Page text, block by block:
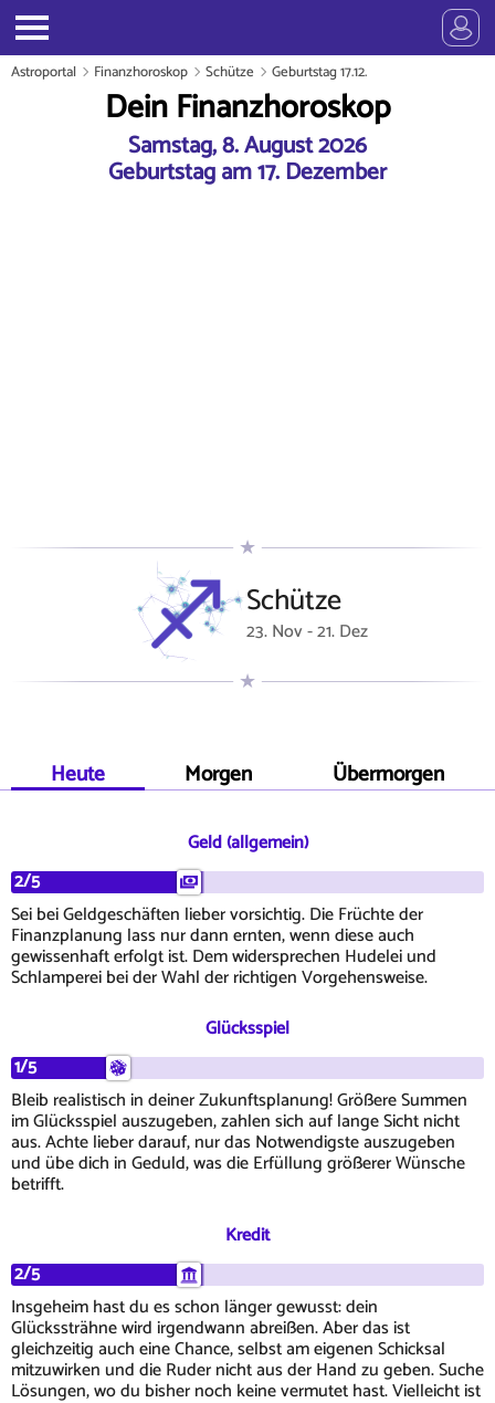
Astroportal Finanzhoroskop Schütze Geburtstag 17.12.
Dein Finanzhoroskop
Samstag, 8. August 2026
Geburtstag am 17. Dezember
Schütze
23. Nov - 21. Dez
Heute Morgen Übermorgen
Geld (allgemein)
2/5
Sei bei Geldgeschäften lieber vorsichtig. Die Früchte der
Finanzplanung lass nur dann ernten, wenn diese auch
gewissenhaft erfolgt ist. Dem widersprechen Hudelei und
Schlamperei bei der Wahl der richtigen Vorgehensweise.
Glücksspiel
1/5
Bleib realistisch in deiner Zukunftsplanung! Größere Summen
im Glücksspiel auszugeben, zahlen sich auf lange Sicht nicht
aus. Achte lieber darauf, nur das Notwendigste auszugeben
und übe dich in Geduld, was die Erfüllung größerer Wünsche
betrifft.
Kredit
2/5
Insgeheim hast du es schon länger gewusst: dein
Glückssträhne wird irgendwann abreißen. Aber das ist
gleichzeitig auch eine Chance, selbst am eigenen Schicksal
mitzuwirken und die Ruder nicht aus der Hand zu geben. Suche
Lösungen, wo du bisher noch keine vermutet hast. Vielleicht ist